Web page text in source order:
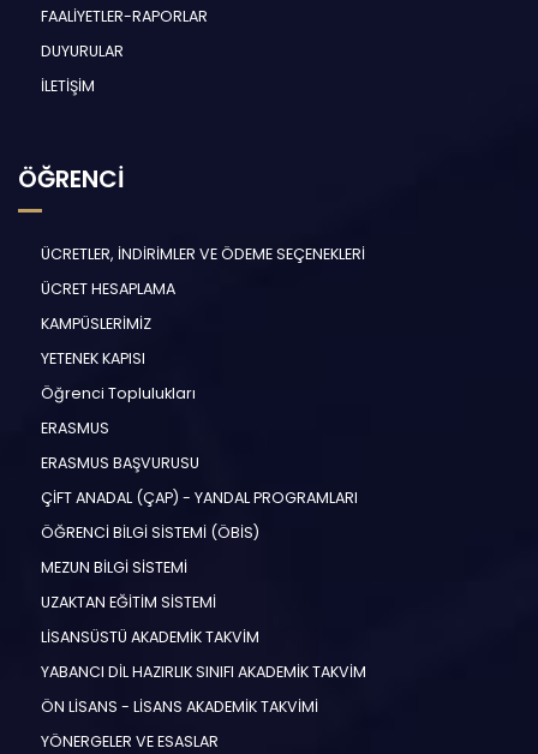
FAALİYETLER-RAPORLAR
DUYURULAR
İLETİŞİM
ÖĞRENCİ
ÜCRETLER, İNDİRİMLER VE ÖDEME SEÇENEKLERİ
ÜCRET HESAPLAMA
KAMPÜSLERİMİZ
YETENEK KAPISI
Öğrenci Toplulukları
ERASMUS
ERASMUS BAŞVURUSU
ÇİFT ANADAL (ÇAP) - YANDAL PROGRAMLARI
ÖĞRENCİ BİLGİ SİSTEMİ (ÖBİS)
MEZUN BİLGİ SİSTEMİ
UZAKTAN EĞİTİM SİSTEMİ
LİSANSÜSTÜ AKADEMİK TAKVİM
YABANCI DİL HAZIRLIK SINIFI AKADEMİK TAKVİM
ÖN LİSANS - LİSANS AKADEMİK TAKVİMİ
YÖNERGELER VE ESASLAR